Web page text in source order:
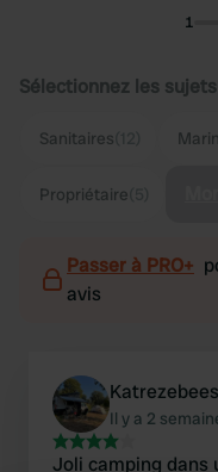
1
Sélectionnez les
Sanitaires
Propriétaire
Passer à PRO+
avis
Katrezebees
Il y a 2
Joli camping dans